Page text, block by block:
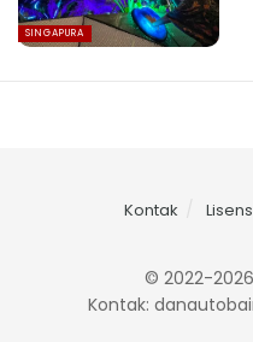
SINGAPURA
Kontak
© 2022-
Kontak: